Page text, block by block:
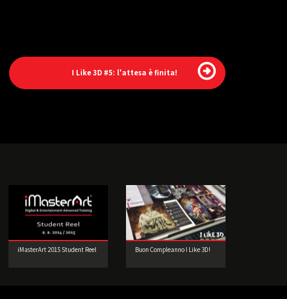
I Like 3D #5: l'attesa è finita!
iMasterArt 2015 Student Reel Buon Compleanno I Like 3D!